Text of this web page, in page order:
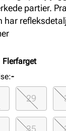
partier.
har
og har
Flerfarget
:-
29
35